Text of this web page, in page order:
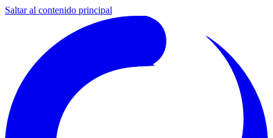
Saltar al contenido principal